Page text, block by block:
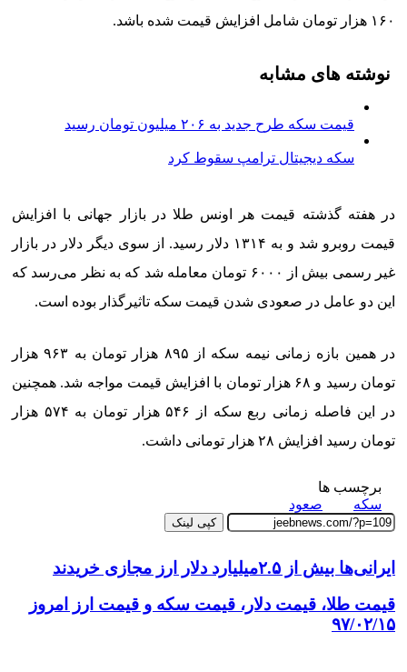
۱۶۰ هزار تومان شامل افزایش قیمت شده باشد.
نوشته های مشابه
قیمت سکه طرح جدید به ۲۰۶ میلیون تومان رسید
سکه دیجیتال ترامپ سقوط کرد
در هفته گذشته قیمت هر اونس طلا در بازار جهانی با افزایش
قیمت روبرو شد و به ۱۳۱۴ دلار رسید. از سوی دیگر دلار در بازار
غیر رسمی بیش از ۶۰۰۰ تومان معامله شد که به نظر می‌رسد که
این دو عامل در صعودی شدن قیمت سکه تاثیرگذار بوده است.
در همین بازه زمانی نیمه سکه از ۸۹۵ هزار تومان به ۹۶۳ هزار
تومان رسید و ۶۸ هزار تومان با افزایش قیمت مواجه شد. همچنین
در این فاصله زمانی ربع سکه از ۵۴۶ هزار تومان به ۵۷۴ هزار
تومان رسید افزایش ۲۸ هزار تومانی داشت.
برچسب ها
سکه
صعود
کپی لینک
ایرانی‌ها بیش از ۲.۵میلیارد دلار ارز مجازی خریدند
قیمت طلا، قیمت دلار، قیمت سکه و قیمت ارز امروز
۹۷/۰۲/۱۵